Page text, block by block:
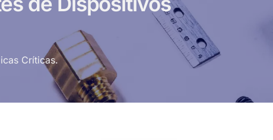
Críticas.